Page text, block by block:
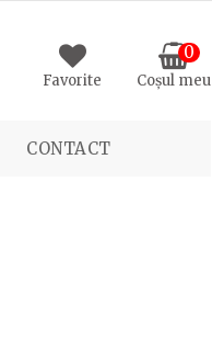
0
Coșul meu
Favorite
CONTACT